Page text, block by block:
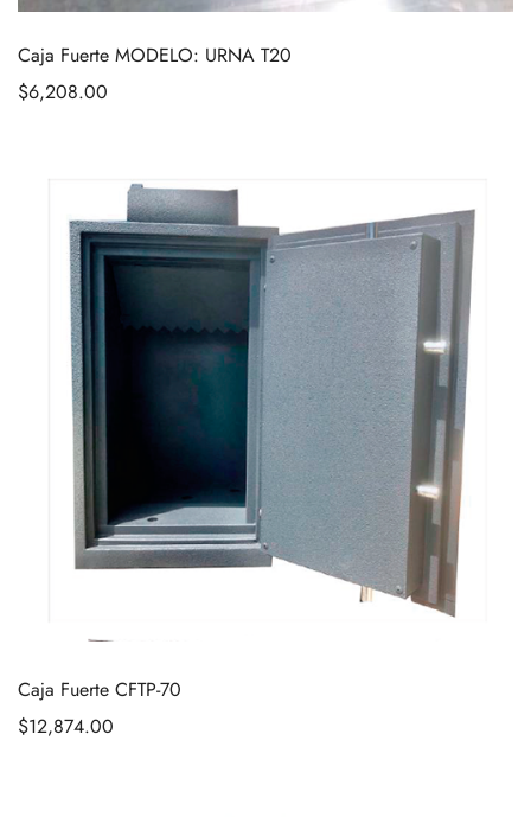
Caja Fuerte MODELO: URNA T20
$6,208.00
Caja Fuerte CFTP-70
$12,874.00